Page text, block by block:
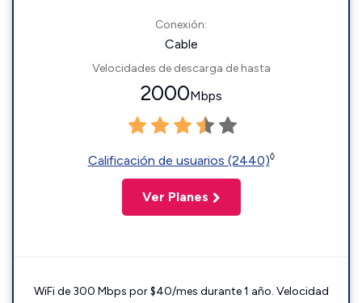
Conexión:
Cable
Velocidades de descarga de hasta
2000Mbps
Calificación de usuarios (2440)◊
Ver Planes
WiFi de 300 Mbps por $40/mes durante 1 año. Velocidad